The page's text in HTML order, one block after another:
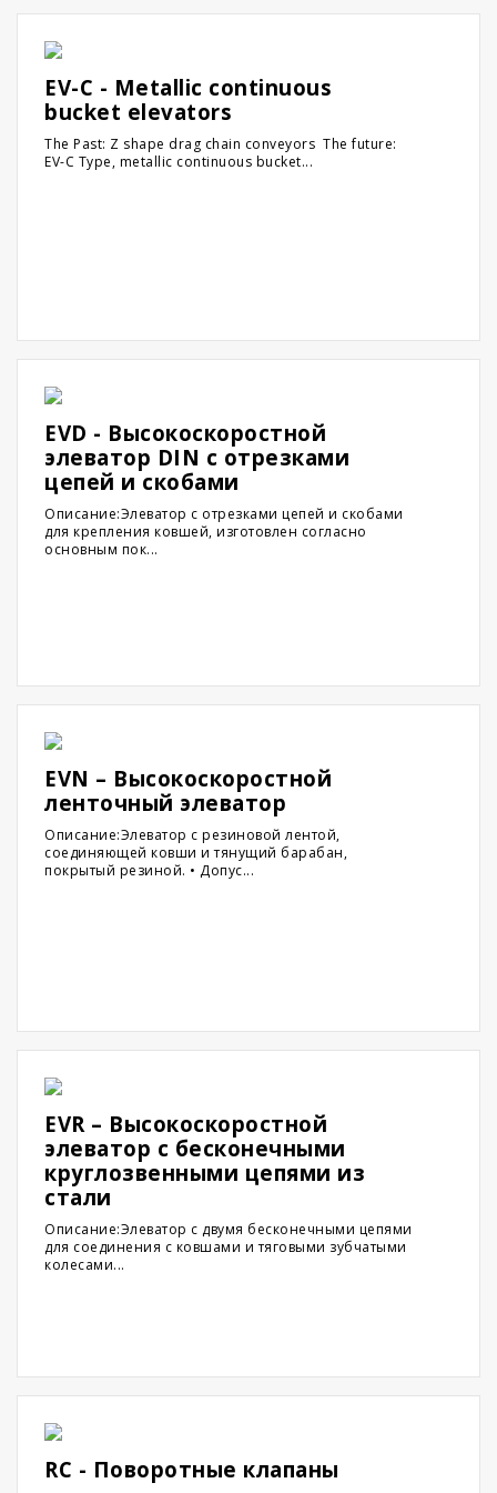
EV-C - Metallic continuous
bucket elevators
The Past: Z shape drag chain conveyors The future:
EV-C Type, metallic continuous bucket...
EVD - Высокоскоростной
элеватор DIN с отрезками
цепей и скобами
Описание:Элеватор с отрезками цепей и скобами
для крепления ковшей, изготовлен согласно
основным пок...
EVN – Высокоскоростной
ленточный элеватор
Описание:Элеватор с резиновой лентой,
соединяющей ковши и тянущий барабан,
покрытый резиной. • Допус...
EVR – Высокоскоростной
элеватор с бесконечными
круглозвенными цепями из
стали
Описание:Элеватор с двумя бесконечными цепями
для соединения с ковшами и тяговыми зубчатыми
колесами...
RC - Поворотные клапаны